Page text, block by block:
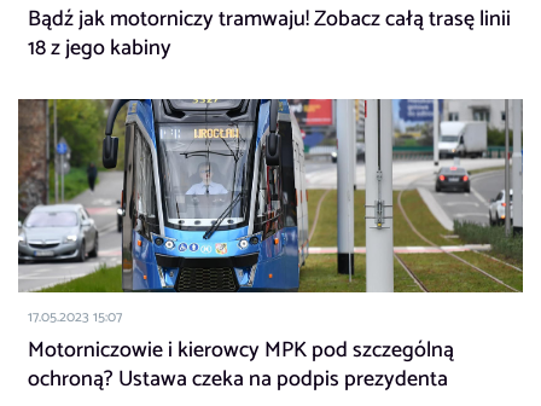
Bądź jak motorniczy tramwaju! Zobacz całą trasę linii
18 z jego kabiny
17.05.2023 15:07
Motorniczowie i kierowcy MPK pod szczególną
ochroną? Ustawa czeka na podpis prezydenta